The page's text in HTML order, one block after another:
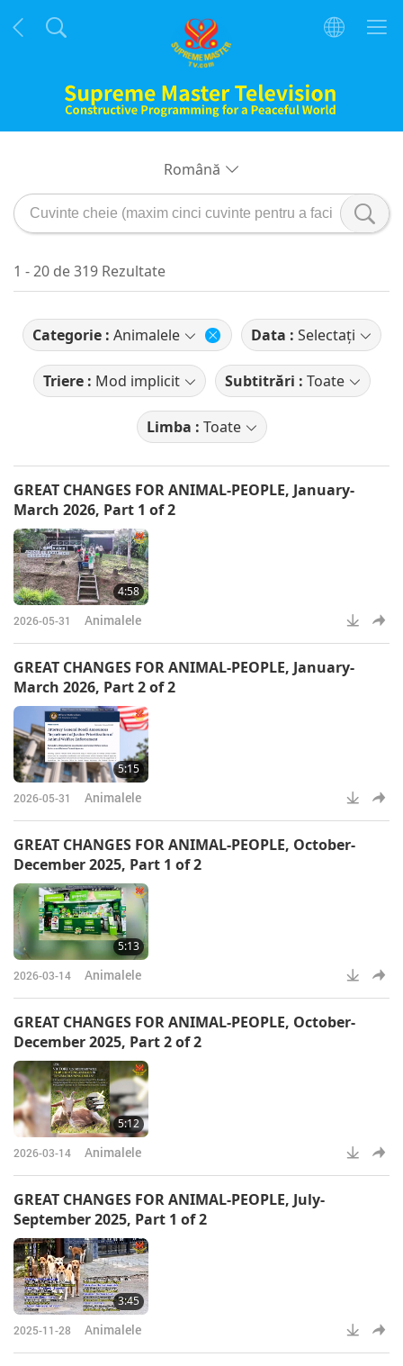
Română
1 - 20 de 319 Rezultate
Categorie : Animalele Data : Selectați
Triere : Mod implicit Subtitrări : Toate
Limba : Toate
GREAT CHANGES FOR ANIMAL-PEOPLE, January-
March 2026, Part 1 of 2
4:58
2026-05-31 Animalele
GREAT CHANGES FOR ANIMAL-PEOPLE, January-
March 2026, Part 2 of 2
5:15
2026-05-31 Animalele
GREAT CHANGES FOR ANIMAL-PEOPLE, October-
December 2025, Part 1 of 2
5:13
2026-03-14 Animalele
GREAT CHANGES FOR ANIMAL-PEOPLE, October-
December 2025, Part 2 of 2
5:12
2026-03-14 Animalele
GREAT CHANGES FOR ANIMAL-PEOPLE, July-
September 2025, Part 1 of 2
3:45
2025-11-28 Animalele